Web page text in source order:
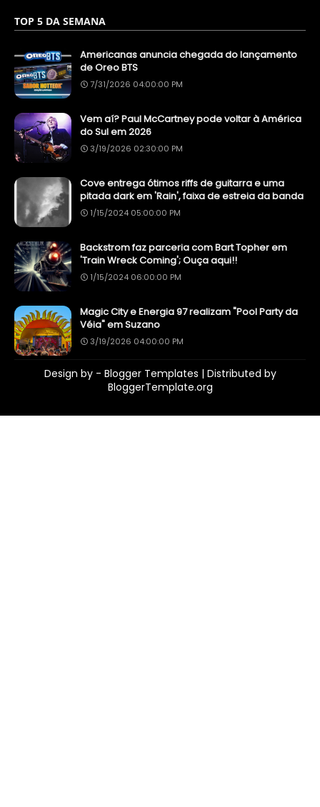
TOP 5 DA SEMANA
Americanas anuncia chegada do lançamento
de Oreo BTS
7/31/2026 04:00:00 PM
Vem aí? Paul McCartney pode voltar à América
do Sul em 2026
3/19/2026 02:30:00 PM
Cove entrega ótimos riffs de guitarra e uma
pitada dark em 'Rain', faixa de estreia da banda
1/15/2024 05:00:00 PM
Backstrom faz parceria com Bart Topher em
'Train Wreck Coming'; Ouça aqui!!
1/15/2024 06:00:00 PM
Magic City e Energia 97 realizam "Pool Party da
Véia" em Suzano
3/19/2026 04:00:00 PM
Design by - Blogger Templates | Distributed by
BloggerTemplate.org